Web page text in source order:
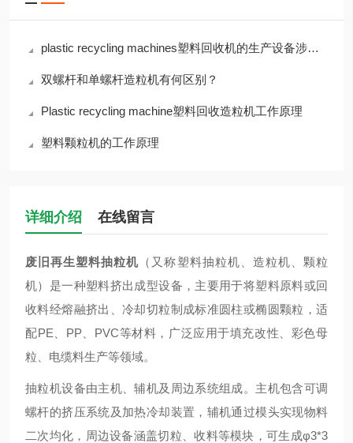
plastic recycling machines塑料回收机的生产设备涉及哪些工艺步骤？
双螺杆和单螺杆造粒机有何区别？
Plastic recycling machine塑料回收造粒机工作原理
塑料颗粒机的工作原理
详细介绍 在线留言
废旧再生塑料抽粒机 （又称塑料抽粒机、造粒机、颗粒
机）是一种塑料挤出成型设备，主要用于将塑料原料或回
收料经熔融挤出、冷却切粒制成标准圆柱或椭圆颗粒，适
配PE、PP、PVC等材料，广泛应用于填充改性、彩色母
粒、电缆料生产等领域。
抽粒机设备由主机、辅机及周边系统组成。主机包含可调
螺杆的挤压系统及加热冷却装置，辅机通过模头实现物料
二次均化，周边设备涵盖切粒、收料等模块，可生成φ3*3